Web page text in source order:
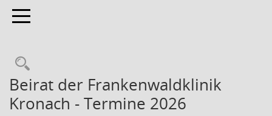
Toggle navigation
Rechercheauswahl
Beirat der Frankenwaldklinik
Kronach - Termine 2026